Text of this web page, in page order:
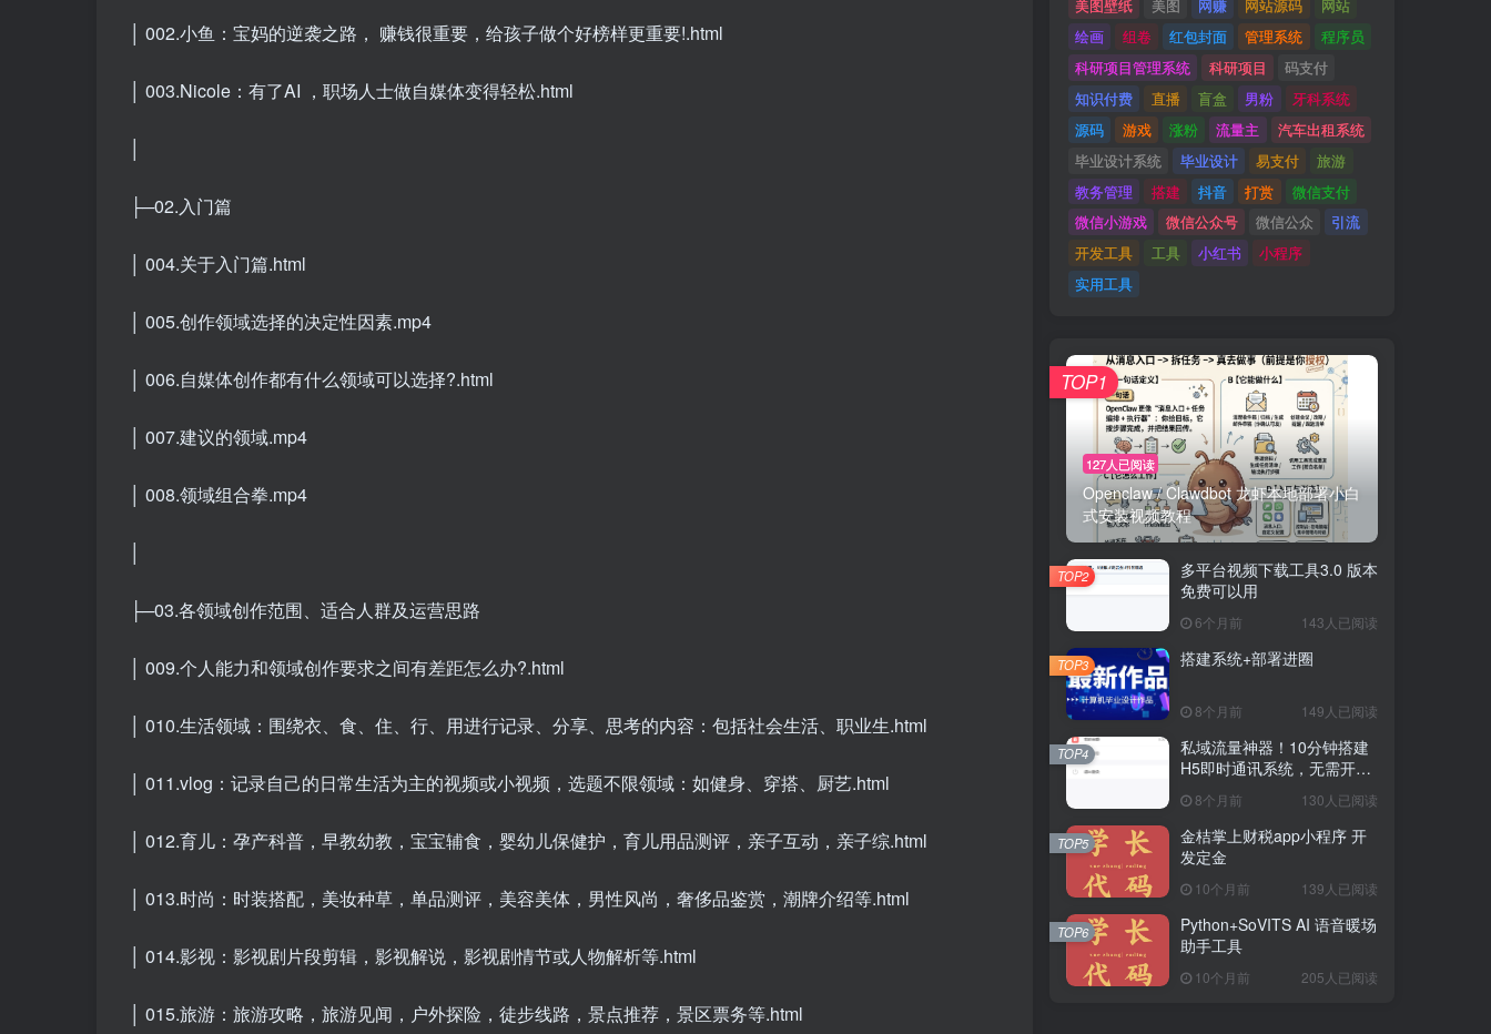
│ 002.小鱼：宝妈的逆袭之路， 赚钱很重要，给孩子做个好榜样更重要!.html
│ 003.Nicole：有了AI ，职场人士做自媒体变得轻松.html
├─02.入门篇
│ 004.关于入门篇.html
│ 005.创作领域选择的决定性因素.mp4
│ 006.自媒体创作都有什么领域可以选择?.html
│ 007.建议的领域.mp4
│ 008.领域组合拳.mp4
├─03.各领域创作范围、适合人群及运营思路
│ 009.个人能力和领域创作要求之间有差距怎么办?.html
│ 010.生活领域：围绕衣、食、住、行、用进行记录、分享、思考的内容：包括社会生活、职业生.html
│ 011.vlog：记录自己的日常生活为主的视频或小视频，选题不限领域：如健身、穿搭、厨艺.html
│ 012.育儿：孕产科普，早教幼教，宝宝辅食，婴幼儿保健护，育儿用品测评，亲子互动，亲子综.html
│ 013.时尚：时装搭配，美妆种草，单品测评，美容美体，男性风尚，奢侈品鉴赏，潮牌介绍等.html
│ 014.影视：影视剧片段剪辑，影视解说，影视剧情节或人物解析等.html
│ 015.旅游：旅游攻略，旅游见闻，户外探险，徒步线路，景点推荐，景区票务等.html
美图壁纸
美图 网赚 网站源码
网站
绘画
组卷 红包封面 管理系统
程序员
科研项目管理系统
科研项目
码支付
知识付费
直播 盲盒 男粉
牙科系统
源码
游戏 涨粉 流量主
汽车出租系统
毕业设计系统
毕业设计 易支付
旅游
教务管理
搭建 抖音 打赏
微信支付
微信小游戏
微信公众号 微信公众
引流
开发工具
工具 小红书
小程序
实用工具
127人已阅读
Openclaw / Clawdbot 龙虾本地部署小白
式安装视频教程
TOP1
多平台视频下载工具3.0 版本
免费可以用
6个月前 143人已阅读
TOP2
搭建系统+部署进圈
8个月前 149人已阅读
TOP3
私域流量神器！10分钟搭建
H5即时通讯系统，无需开
8个月前 130人已阅读
TOP4
金桔掌上财税app小程序 开
发定金
10个月前 139人已阅读
TOP5
Python+SoVITS AI 语音暖场
助手工具
10个月前 205人已阅读
TOP6